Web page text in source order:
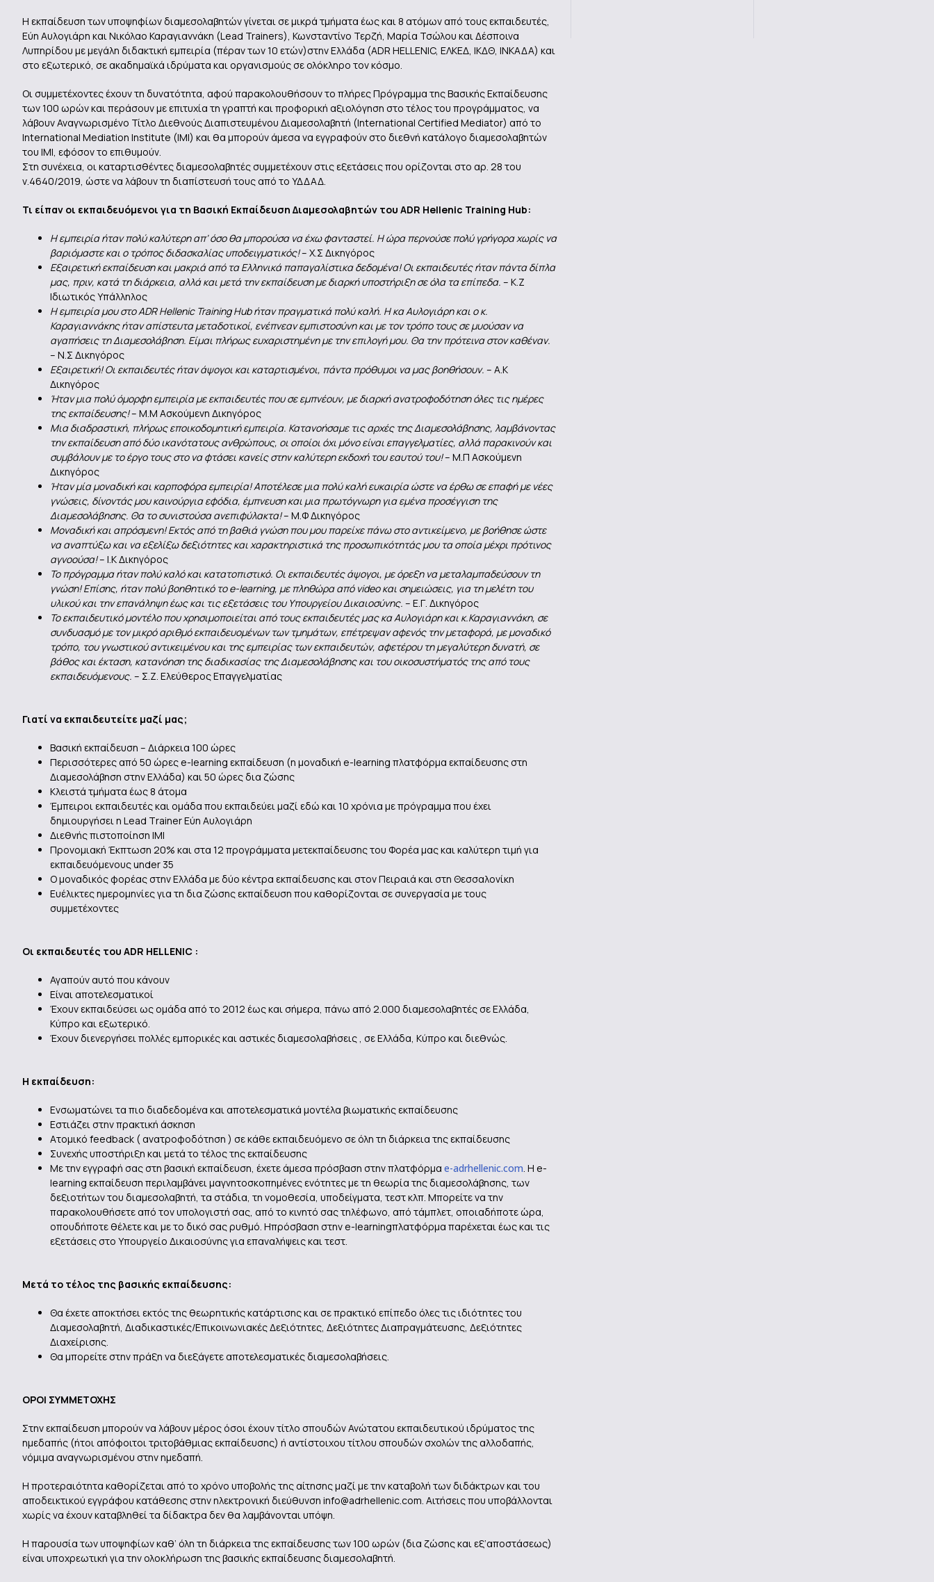
Η εκπαίδευση των υποψηφίων διαμεσολαβητών γίνεται σε μικρά τμήματα έως και 8 ατόμων από τους εκπαιδευτές,
Εύη Αυλογιάρη και Νικόλαο Καραγιαννάκη (Lead Trainers), Κωνσταντίνο Τερζή, Μαρία Τσώλου και Δέσποινα
Λυπηρίδου με μεγάλη διδακτική εμπειρία (πέραν των 10 ετών)στην Ελλάδα (ADR HELLENIC, ΕΛΚΕΔ, ΙΚΔΘ, ΙΝΚΑΔΑ) και
στο εξωτερικό, σε ακαδημαϊκά ιδρύματα και οργανισμούς σε ολόκληρο τον κόσμο.
Οι συμμετέχοντες έχουν τη δυνατότητα, αφού παρακολουθήσουν το πλήρες Πρόγραμμα της Βασικής Εκπαίδευσης
των 100 ωρών και περάσουν με επιτυχία τη γραπτή και προφορική αξιολόγηση στο τέλος του προγράμματος, να
λάβουν Αναγνωρισμένο Τίτλο Διεθνούς Διαπιστευμένου Διαμεσολαβητή (International Certified Mediator) από το
International Mediation Institute (ΙΜΙ) και θα μπορούν άμεσα να εγγραφούν στο διεθνή κατάλογο διαμεσολαβητών
του ΙΜΙ, εφόσον το επιθυμούν.
Στη συνέχεια, οι καταρτισθέντες διαμεσολαβητές συμμετέχουν στις εξετάσεις που ορίζονται στο αρ. 28 του
ν.4640/2019, ώστε να λάβουν τη διαπίστευσή τους από το ΥΔΔΑΔ.
Τι είπαν οι εκπαιδευόμενοι για τη Βασική Εκπαίδευση Διαμεσολαβητών του ADR Hellenic Training Hub:
Η εμπειρία ήταν πολύ καλύτερη απ’ όσο θα μπορούσα να έχω φανταστεί. Η ώρα περνούσε πολύ γρήγορα χωρίς να
βαριόμαστε και ο τρόπος διδασκαλίας υποδειγματικός!– Χ.Σ Δικηγόρος
Εξαιρετική εκπαίδευση και μακριά από τα Ελληνικά παπαγαλίστικα δεδομένα! Οι εκπαιδευτές ήταν πάντα δίπλα
μας, πριν, κατά τη διάρκεια, αλλά και μετά την εκπαίδευση με διαρκή υποστήριξη σε όλα τα επίπεδα. – Κ.Ζ
Ιδιωτικός Υπάλληλος
Η εμπειρία μου στο ADR Hellenic Training Hub ήταν πραγματικά πολύ καλή. Η κα Αυλογιάρη και ο κ.
Καραγιαννάκης ήταν απίστευτα μεταδοτικοί, ενέπνεαν εμπιστοσύνη και με τον τρόπο τους σε μυούσαν να
αγαπήσεις τη Διαμεσολάβηση. Είμαι πλήρως ευχαριστημένη με την επιλογή μου. Θα την πρότεινα στον καθέναν.
– Ν.Σ Δικηγόρος
Εξαιρετική! Οι εκπαιδευτές ήταν άψογοι και καταρτισμένοι, πάντα πρόθυμοι να μας βοηθήσουν. – Α.Κ
Δικηγόρος
Ήταν μια πολύ όμορφη εμπειρία με εκπαιδευτές που σε εμπνέουν, με διαρκή ανατροφοδότηση όλες τις ημέρες
της εκπαίδευσης!– Μ.Μ Ασκούμενη Δικηγόρος
Μια διαδραστική, πλήρως εποικοδομητική εμπειρία. Κατανοήσαμε τις αρχές της Διαμεσολάβησης, λαμβάνοντας
την εκπαίδευση από δύο ικανότατους ανθρώπους, οι οποίοι όχι μόνο είναι επαγγελματίες, αλλά παρακινούν και
συμβάλουν με το έργο τους στο να φτάσει κανείς στην καλύτερη εκδοχή του εαυτού του!– Μ.Π Ασκούμενη
Δικηγόρος
Ήταν μία μοναδική και καρποφόρα εμπειρία! Αποτέλεσε μια πολύ καλή ευκαιρία ώστε να έρθω σε επαφή με νέες
γνώσεις, δίνοντάς μου καινούργια εφόδια, έμπνευση και μια πρωτόγνωρη για εμένα προσέγγιση της
Διαμεσολάβησης. Θα το συνιστούσα ανεπιφύλακτα!– Μ.Φ Δικηγόρος
Μοναδική και απρόσμενη! Εκτός από τη βαθιά γνώση που μου παρείχε πάνω στο αντικείμενο, με βοήθησε ώστε
να αναπτύξω και να εξελίξω δεξιότητες και χαρακτηριστικά της προσωπικότητάς μου τα οποία μέχρι πρότινος
αγνοούσα!– Ι.Κ Δικηγόρος
Το πρόγραμμα ήταν πολύ καλό και κατατοπιστικό. Οι εκπαιδευτές άψογοι, με όρεξη να μεταλαμπαδεύσουν τη
γνώση! Επίσης, ήταν πολύ βοηθητικό το e-learning, με πληθώρα από video και σημειώσεις, για τη μελέτη του
υλικού και την επανάληψη έως και τις εξετάσεις του Υπουργείου Δικαιοσύνης. – Ε.Γ. Δικηγόρος
Το εκπαιδευτικό μοντέλο που χρησιμοποιείται από τους εκπαιδευτές μας κα Αυλογιάρη και κ.Καραγιαννάκη, σε
συνδυασμό με τον μικρό αριθμό εκπαιδευομένων των τμημάτων, επέτρεψαν αφενός την μεταφορά, με μοναδικό
τρόπο, του γνωστικού αντικειμένου και της εμπειρίας των εκπαιδευτών, αφετέρου τη μεγαλύτερη δυνατή, σε
βάθος και έκταση, κατανόηση της διαδικασίας της Διαμεσολάβησης και του οικοσυστήματός της από τους
εκπαιδευόμενους. – Σ.Ζ. Ελεύθερος Επαγγελματίας
Γιατί να εκπαιδευτείτε μαζί μας;
Βασική εκπαίδευση – Διάρκεια 100 ώρες
Περισσότερες από 50 ώρες e-learning εκπαίδευση (η μοναδική e-learning πλατφόρμα εκπαίδευσης στη
Διαμεσολάβηση στην Ελλάδα) και 50 ώρες δια ζώσης
Κλειστά τμήματα έως 8 άτομα
Έμπειροι εκπαιδευτές και ομάδα που εκπαιδεύει μαζί εδώ και 10 χρόνια με πρόγραμμα που έχει
δημιουργήσει η Lead Τrainer Εύη Αυλογιάρη
Διεθνής πιστοποίηση ΙΜΙ
Προνομιακή Έκπτωση 20% και στα 12 προγράμματα μετεκπαίδευσης του Φορέα μας και καλύτερη τιμή για
εκπαιδευόμενους under 35
Ο μοναδικός φορέας στην Ελλάδα με δύο κέντρα εκπαίδευσης και στον Πειραιά και στη Θεσσαλονίκη
Ευέλικτες ημερομηνίες για τη δια ζώσης εκπαίδευση που καθορίζονται σε συνεργασία με τους
συμμετέχοντες
Οι εκπαιδευτές του ADR HELLENIC :
Αγαπούν αυτό που κάνουν
Είναι αποτελεσματικοί
Έχουν εκπαιδεύσει ως ομάδα από το 2012 έως και σήμερα, πάνω από 2.000 διαμεσολαβητές σε Ελλάδα,
Κύπρο και εξωτερικό.
Έχουν διενεργήσει πολλές εμπορικές και αστικές διαμεσολαβήσεις , σε Ελλάδα, Κύπρο και διεθνώς.
Η εκπαίδευση:
Ενσωματώνει τα πιο διαδεδομένα και αποτελεσματικά μοντέλα βιωματικής εκπαίδευσης
Εστιάζει στην πρακτική άσκηση
Ατομικό feedback ( ανατροφοδότηση ) σε κάθε εκπαιδευόμενο σε όλη τη διάρκεια της εκπαίδευσης
Συνεχής υποστήριξη και μετά το τέλος της εκπαίδευσης
Με την εγγραφή σας στη βασική εκπαίδευση, έχετε άμεσα πρόσβαση στην πλατφόρμα e-adrhellenic.com . Η e-
learning εκπαίδευση περιλαμβάνει μαγνητοσκοπημένες ενότητες με τη θεωρία της διαμεσολάβησης, των
δεξιοτήτων του διαμεσολαβητή, τα στάδια, τη νομοθεσία, υποδείγματα, τεστ κλπ. Μπορείτε να την
παρακολουθήσετε από τον υπολογιστή σας, από το κινητό σας τηλέφωνο, από τάμπλετ, οποιαδήποτε ώρα,
οπουδήποτε θέλετε και με το δικό σας ρυθμό. Hπρόσβαση στην e-learningπλατφόρμα παρέχεται έως και τις
εξετάσεις στο Υπουργείο Δικαιοσύνης για επαναλήψεις και τεστ.
Μετά το τέλος της βασικής εκπαίδευσης:
Θα έχετε αποκτήσει εκτός της θεωρητικής κατάρτισης και σε πρακτικό επίπεδο όλες τις ιδιότητες του
Διαμεσολαβητή, Διαδικαστικές/Επικοινωνιακές Δεξιότητες, Δεξιότητες Διαπραγμάτευσης, Δεξιότητες
Διαχείρισης.
Θα μπορείτε στην πράξη να διεξάγετε αποτελεσματικές διαμεσολαβήσεις.
ΟΡΟΙ ΣΥΜΜΕΤΟΧΗΣ
Στην εκπαίδευση μπορούν να λάβουν μέρος όσοι έχουν τίτλο σπουδών Ανώτατου εκπαιδευτικού ιδρύματος της
ημεδαπής (ήτοι απόφοιτοι τριτοβάθμιας εκπαίδευσης) ή αντίστοιχου τίτλου σπουδών σχολών της αλλοδαπής,
νόμιμα αναγνωρισμένου στην ημεδαπή.
Η προτεραιότητα καθορίζεται από το χρόνο υποβολής της αίτησης μαζί με την καταβολή των διδάκτρων και του
αποδεικτικού εγγράφου κατάθεσης στην ηλεκτρονική διεύθυνση info@adrhellenic.com. Αιτήσεις που υποβάλλονται
χωρίς να έχουν καταβληθεί τα δίδακτρα δεν θα λαμβάνονται υπόψη.
Η παρουσία των υποψηφίων καθ’ όλη τη διάρκεια της εκπαίδευσης των 100 ωρών (δια ζώσης και εξ’αποστάσεως)
είναι υποχρεωτική για την ολοκλήρωση της βασικής εκπαίδευσης διαμεσολαβητή.